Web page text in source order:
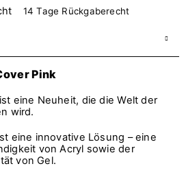
14 Tage Rückgaberecht
Pink
eine Neuheit, die die Welt der
wird.
eine innovative Lösung – eine
von Acryl sowie der
von Gel.